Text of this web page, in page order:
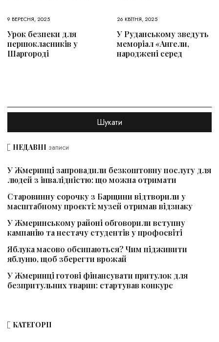
9 ВЕРЕСНЯ, 2025
Урок безпеки для
першокласників у
Шаргороді
26 КВІТНЯ, 2025
У Руданському зведуть
меморіал «Ангели,
народжені серед
НЕДАВНІ записи
У Жмеринці запровадили безкоштовну послугу для
людей з інвалідністю: що можна отримати
Старовинну сорочку з Барщини відтворили у
масштабному проєкті: музей отримав відзнаку
У Жмеринському районі обговорили вступну
кампанію та нестачу студентів у профосвіті
Яблука масово обсипаються? Чим підживити
яблуню, щоб зберегти врожай
У Жмеринці готові фінансувати притулок для
безпритульних тварин: стартував конкурс
КАТЕГОРІЇ